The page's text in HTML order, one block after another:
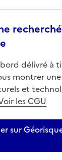
délivré à
montrer
et
les CGU
sur